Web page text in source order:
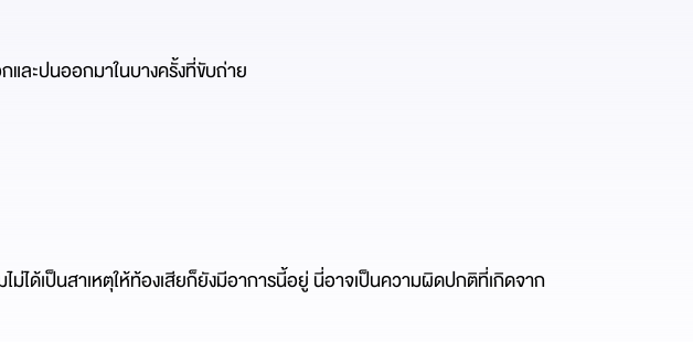
และปนออกมาในบางครั้งที่ขับถ่าย
ม่ได้เป็นสาเหตุให้ท้องเสียก็ยังมีอาการนี้อยู่ นี่อาจเป็นความผิดปกติที่เกิดจาก